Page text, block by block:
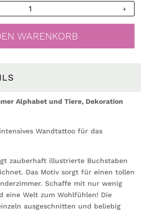
WARENKORB
Alphabet und Tiere, Dekoration
Wandtattoo für das
zauberhaft illustrierte Buchstaben
Das Motiv sorgt für einen tollen
Schaffe mit nur wenig
eine Welt zum Wohlfühlen! Die
ausgeschnitten und beliebig